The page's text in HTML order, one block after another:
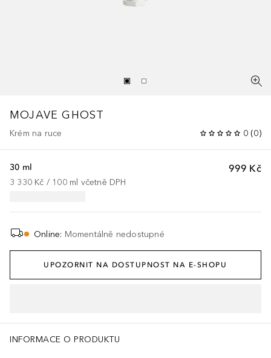
MOJAVE GHOST
Krém na ruce 0 (0)
999 Kč
30 ml
3 330 Kč / 100 ml včetně DPH
Online: Momentálně nedostupné
UPOZORNIT NA DOSTUPNOST NA E-SHOPU
INFORMACE O PRODUKTU